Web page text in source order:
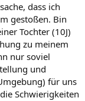
dass ich
gestoßen. Bin
Tochter (10J)
zu meinem
nur soviel
und
für uns
Schwierigkeiten